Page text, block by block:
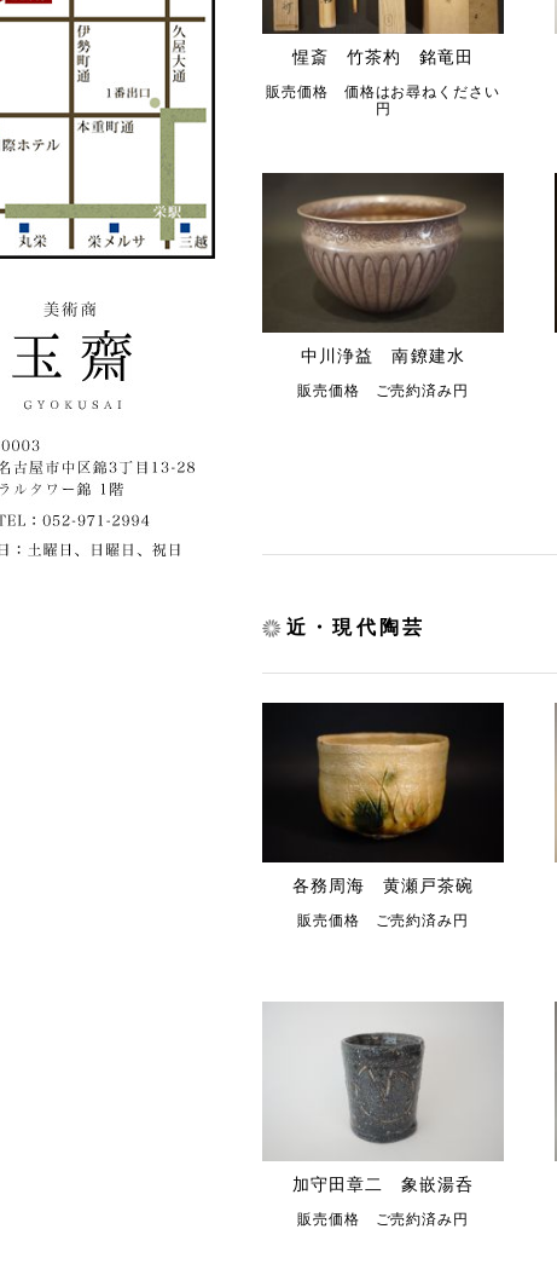
惺斎 竹茶杓 銘竜田
販売価格 価格はお尋ねください
円
中川浄益 南鐐建水
販売価格 ご売約済み円
近・現代陶芸
各務周海 黄瀬戸茶碗
販売価格 ご売約済み円
加守田章二 象嵌湯呑
販売価格 ご売約済み円